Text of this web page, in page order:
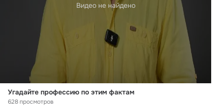
Видео не найдено
Угадайте профессию по этим фактам
628 просмотров